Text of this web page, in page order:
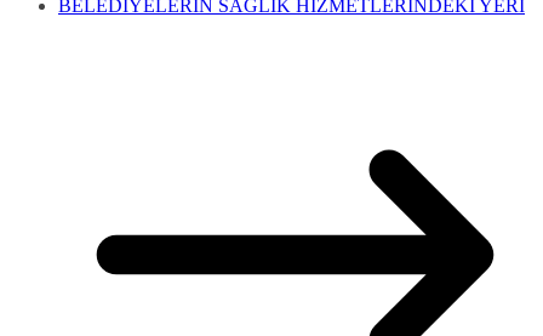
BELEDİYELERİN SAĞLIK HİZMETLERİNDEKİ YERİ